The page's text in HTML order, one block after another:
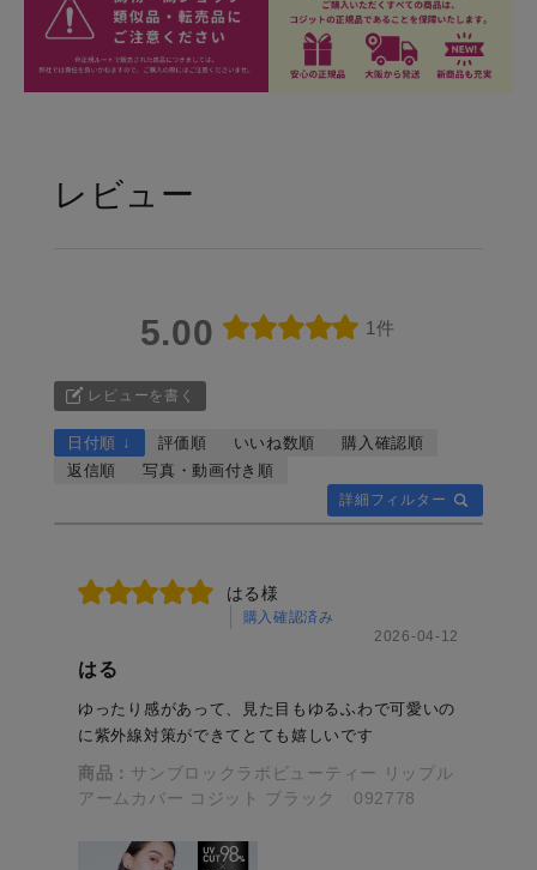
レビュー
5.00 1件
レビューを書く
詳細フィルター
日付順 ↓ 評価順 いいね数順
購入確認順
返信順
写真・動画付き順
はる様
購入確認済み
2026-04-12
はる
ゆったり感があって、見た目もゆるふわで可愛いの
に紫外線対策ができてとても嬉しいです
商品： サンブロックラボビューティー リップル
アームカバー コジット ブラック 092778